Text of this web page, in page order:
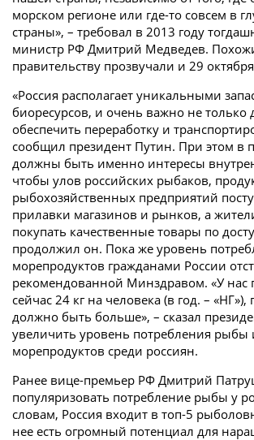
морском регионе или где-то совсем в
страны», – требовал в 2013 году
министр РФ Дмитрий Медведев.
правительству прозвучали и 29
«Россия располагает уникальными
биоресурсов, и очень важно не только
обеспечить переработку и
сообщил президент Путин. При этом в
должны быть именно интересы
чтобы улов российских рыбаков,
рыбохозяйственных предприятий
прилавки магазинов и рынков, а
покупать качественные товары по
продолжил он. Пока же уровень
морепродуктов гражданами России
рекомендованной Минздравом. «У нас
сейчас 24 кг на человека (в год. – «НГ»),
должно быть больше», – сказал
увеличить уровень потребления рыбы
морепродуктов среди россиян.
Ранее вице-премьер РФ Дмитрий
популяризовать потребление рыбы у
словам, Россия входит в топ-5
нее есть огромный потенциал для